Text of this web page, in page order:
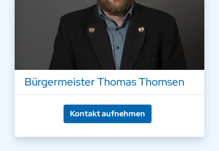
Bürgermeister Thomas Thomsen
Kontakt aufnehmen